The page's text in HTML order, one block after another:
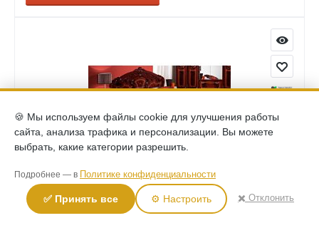
(0)
Кровать Роза 2-х спальная размеры 2130*1615*1205 мм и
спальным местом 1400*2000мм могано
🍪 Мы используем файлы cookie для улучшения работы
сайта, анализа трафика и персонализации. Вы можете
выбрать, какие категории разрешить.
Подробнее — в Политике конфиденциальности
✅ Принять все ⚙️ Настроить ✖️ Отклонить